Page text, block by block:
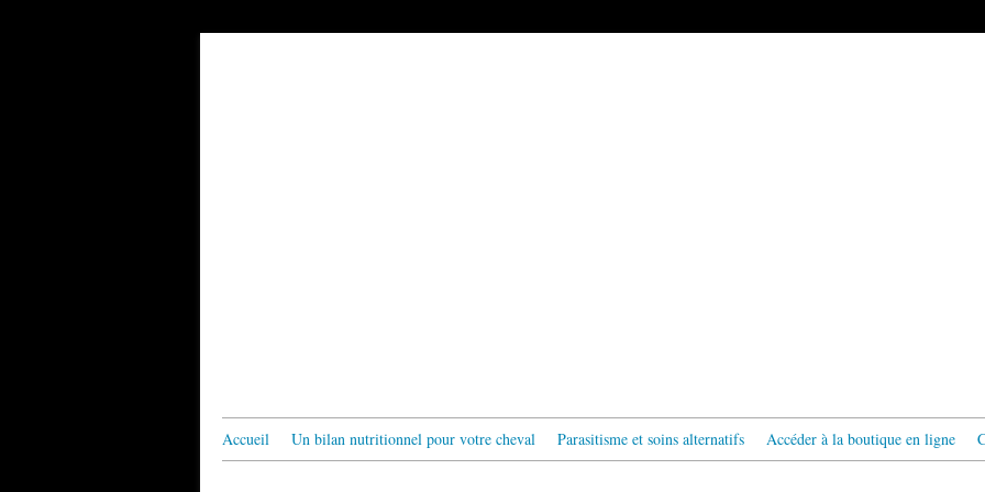
Accueil Un bilan nutritionnel pour votre cheval Parasitisme et soins alternatifs Accéder à la boutique en ligne